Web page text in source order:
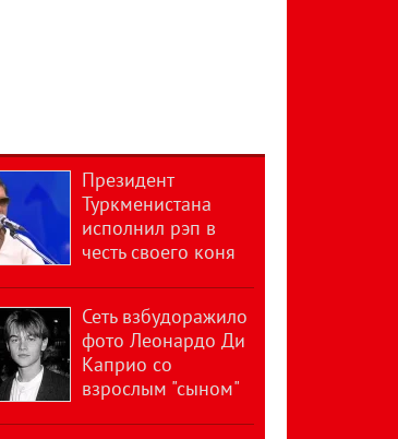
Президент
Туркменистана
исполнил рэп в
честь своего коня
Сеть взбудоражило
фото Леонардо Ди
Каприо со
взрослым "сыном"